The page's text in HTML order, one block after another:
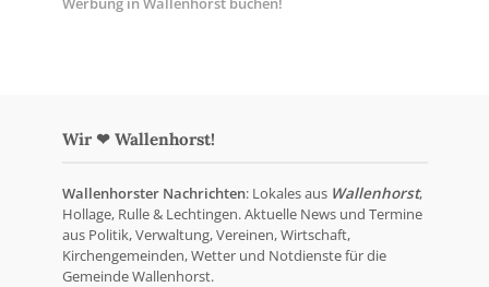
Wir ❤ Wallenhorst!
Wallenhorster Nachrichten: Lokales aus Wallenhorst,
Hollage, Rulle & Lechtingen. Aktuelle News und Termine
aus Politik, Verwaltung, Vereinen, Wirtschaft,
Kirchengemeinden, Wetter und Notdienste für die
Gemeinde Wallenhorst.